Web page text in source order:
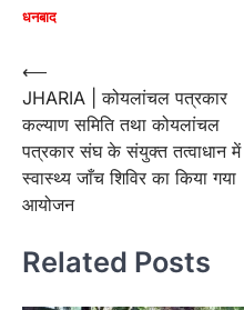
धनबाद
Post
navigation
⟵
JHARIA | कोयलांचल पत्रकार
कल्याण समिति तथा कोयलांचल
पत्रकार संघ के संयुक्त तत्वाधान में
स्वास्थ्य जाँच शिविर का किया गया
आयोजन
Related Posts